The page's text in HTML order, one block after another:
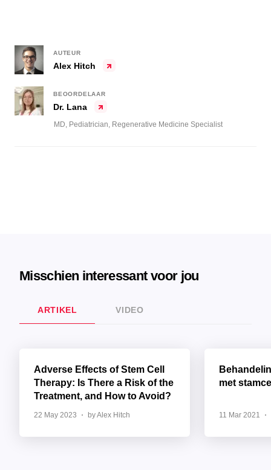
Alex Hitch
AUTEUR
Dr. Lana
BEOORDELAAR
MD, Pediatrician, Regenerative Medicine Specialist
Misschien interessant voor jou
ARTIKEL VIDEO
Adverse Effects of Stem Cell
Therapy: Is There a Risk of the
Treatment, and How to Avoid?
22 May 2023 by Alex Hitch
met
11 Mar 2021